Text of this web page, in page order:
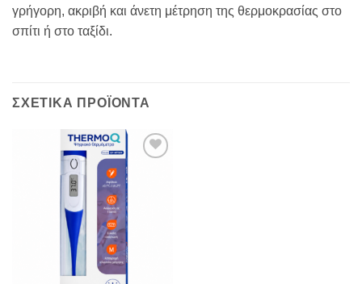
γρήγορη, ακριβή και άνετη μέτρηση της θερμοκρασίας στο
σπίτι ή στο ταξίδι.
ΣΧΕΤΙΚΆ ΠΡΟΪΌΝΤΑ
Πρόσθήκη
στην λίστα
επιθυμιών